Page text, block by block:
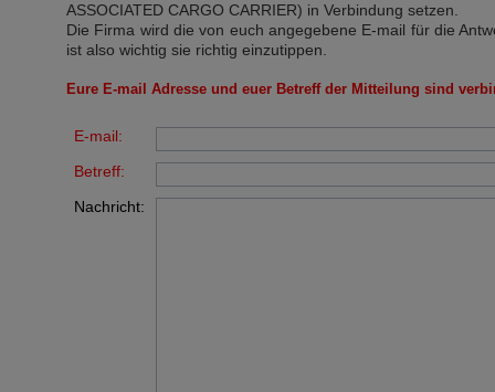
ASSOCIATED CARGO CARRIER) in Verbindung setzen.
Die Firma wird die von euch angegebene E-mail für die
ist also wichtig sie richtig einzutippen.
Eure E-mail Adresse und euer Betreff der Mitteilung sind
E-mail:
Betreff:
Nachricht: